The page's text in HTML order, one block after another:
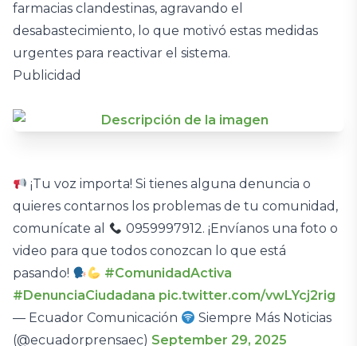
farmacias clandestinas, agravando el
desabastecimiento, lo que motivó estas medidas
urgentes para reactivar el sistema.
Publicidad
¡Tu voz importa! Si tienes alguna denuncia o
quieres contarnos los problemas de tu comunidad,
comunícate al
0959997912. ¡Envíanos una foto o
video para que todos conozcan lo que está
pasando!
#ComunidadActiva
#DenunciaCiudadana pic.twitter.com/vwLYcj2rig
— Ecuador Comunicación
Siempre Más Noticias
(@ecuadorprensaec) September 29, 2025